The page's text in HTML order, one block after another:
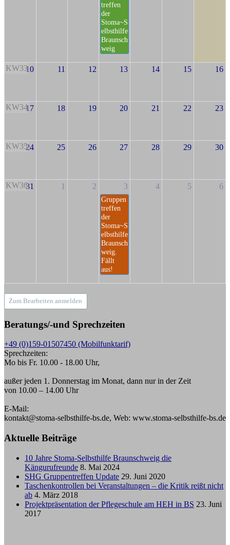
treffen
der
Stoma~S
elbsthilfe
Braunsch
weig
KW3310 11 12 13 14 15 16
KW3417 18 19 20 21 22 23
KW3524 25 26 27 28 29 30
KW3631 1 2 3
Gruppen
treffen
der
Stoma~S
elbsthilfe
Braunsch
weig.
Fällt
aus!
4 5 6
Zum Bearbeiten anmelden
Beratungs/-und Sprechzeiten
+49 (0)159-01507450 (Mobilfunktarif)
Sprechzeiten:
Mo bis Fr. 10.00 - 18.00 Uhr,
außer jeden 1. Donnerstag im Monat, dann nur in der Zeit
von 10.00 – 14.00 Uhr
E-Mail:
kontakt@stoma-selbsthilfe-bs.de, Web: www.stoma-selbsthilfe-bs.de
Aktuelle Beiträge
10 Jahre Stoma-Selbsthilfe Braunschweig die
Kängurufreunde 8. Mai 2024
SHG Gruppentreffen Update 29. Juni 2020
Taschenkontrollen bei Veranstaltungen – die Kritik reißt nicht
ab 4. März 2018
Projektpräsentation der Pflegeschule am HEH in BS 23. Juni
2017